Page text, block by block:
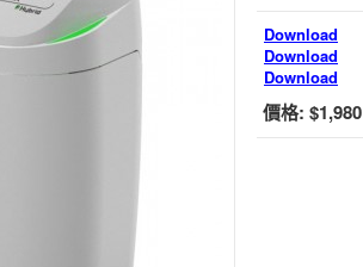
Download
Download
Download
價格: $1,980